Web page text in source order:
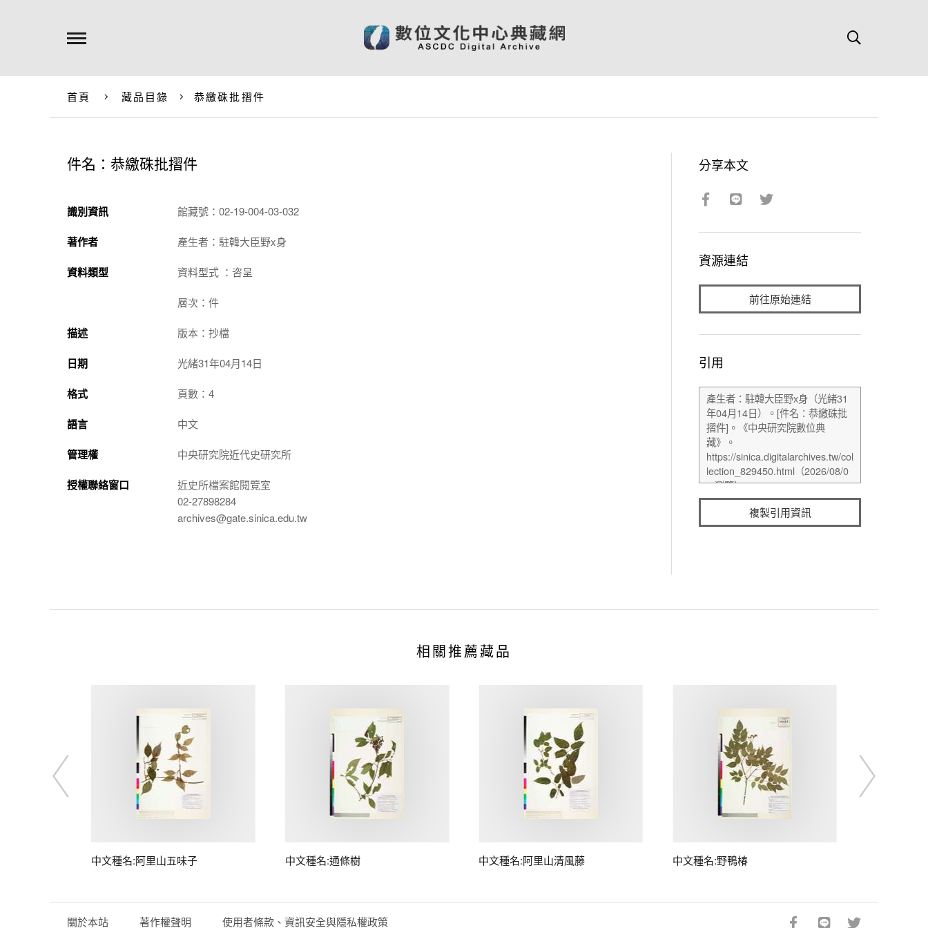
首頁 藏品目錄 恭繳硃批摺件
件名：恭繳硃批摺件
識別資訊 館藏號：02-19-004-03-032
著作者 產生者：駐韓大臣野x身
資料類型 資料型式 ：咨呈
層次：件
描述 版本：抄檔
日期 光緒31年04月14日
格式 頁數：4
語言 中文
管理權 中央研究院近代史研究所
授權聯絡窗口
近史所檔案館閱覽室
02-27898284
archives@gate.sinica.edu.tw
分享本文
資源連結
前往原始連結
引用
複製引用資訊
相關推薦藏品
中文種名:阿里山五味子 中文種名:通條樹 中文種名:阿里山清風藤 中文種名:野鴨椿
關於本站 著作權聲明 使用者條款、資訊安全與隱私權政策